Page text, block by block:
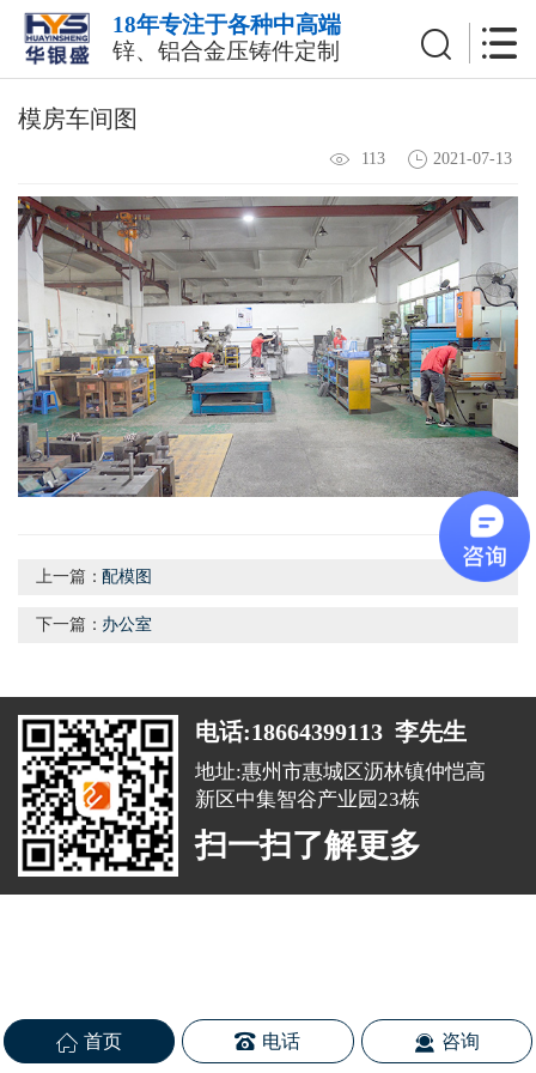
18年专注于各种中高端
锌、铝合金压铸件定制
模房车间图
113 2021-07-13
上一篇： 配模图
下一篇： 办公室
电话:18664399113 李先生
地址:惠州市惠城区沥林镇仲恺高
新区中集智谷产业园23栋
扫一扫了解更多
首页 电话 咨询